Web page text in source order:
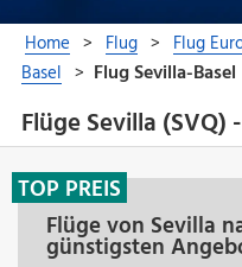
Flüge Sevilla (SVQ)
Flüge von Sevilla
günstigsten
TOP PREIS